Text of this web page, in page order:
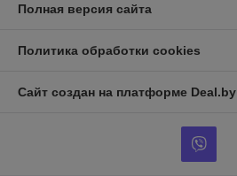
Полная версия сайта
Политика обработки cookies
Сайт создан на платформе Deal.by